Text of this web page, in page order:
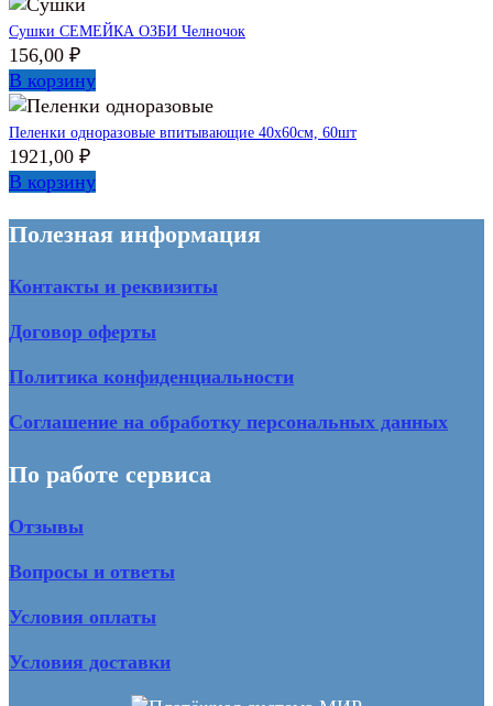
Сушки СЕМЕЙКА ОЗБИ Челночок
156,00 ₽
В корзину
Пеленки одноразовые впитывающие 40х60см, 60шт
1921,00 ₽
В корзину
Полезная информация
Контакты и реквизиты
Договор оферты
Политика конфиденциальности
Соглашение на обработку персональных данных
По работе сервиса
Отзывы
Вопросы и ответы
Условия оплаты
Условия доставки